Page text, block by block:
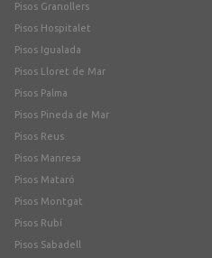
Pisos Granollers
Pisos Hospitalet
Pisos Igualada
Pisos Lloret de Mar
Pisos Palma
Pisos Pineda de Mar
Pisos Reus
Pisos Manresa
Pisos Mataró
Pisos Montgat
Pisos Rubí
Pisos Sabadell